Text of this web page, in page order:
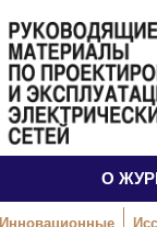
О
Инновационные